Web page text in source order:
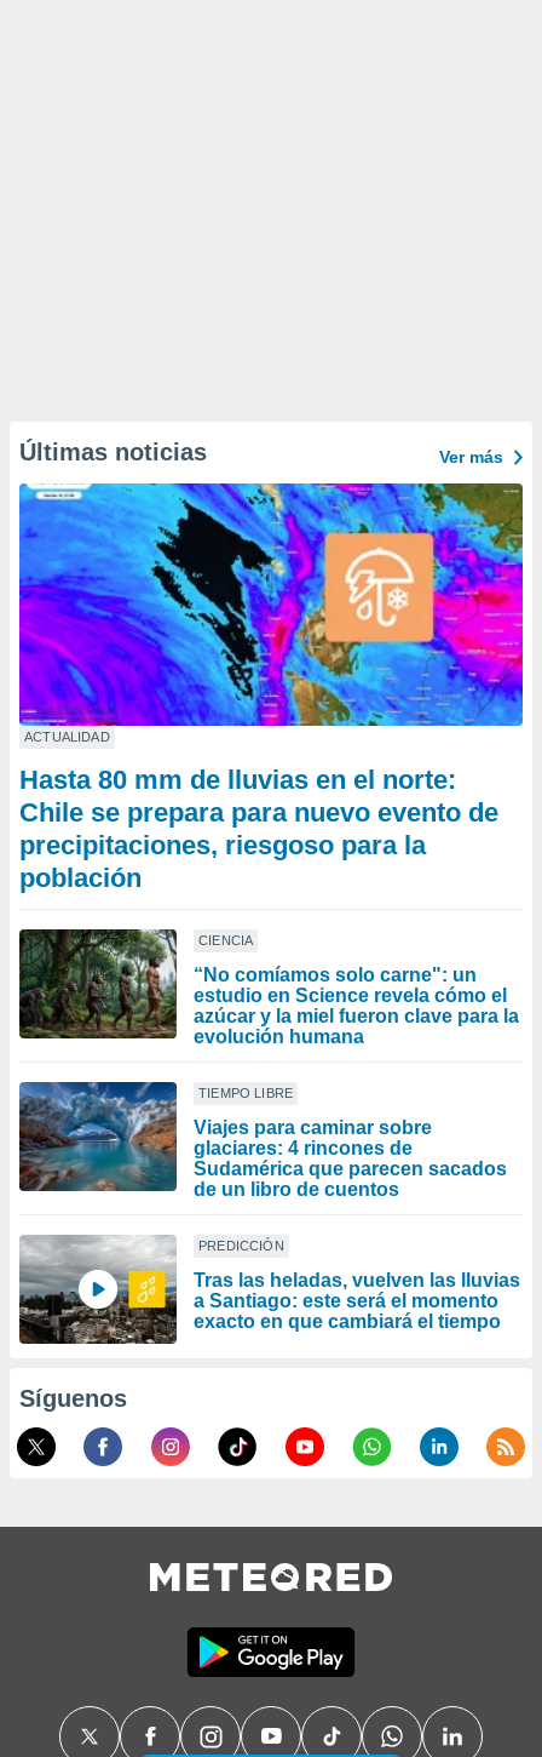
Últimas noticias Ver más
ACTUALIDAD
Hasta 80 mm de lluvias en el norte:
Chile se prepara para nuevo evento de
precipitaciones, riesgoso para la
población
CIENCIA
“No comíamos solo carne": un
estudio en Science revela cómo el
azúcar y la miel fueron clave para la
evolución humana
TIEMPO LIBRE
Viajes para caminar sobre
glaciares: 4 rincones de
Sudamérica que parecen sacados
de un libro de cuentos
PREDICCIÓN
Tras las heladas, vuelven las lluvias
a Santiago: este será el momento
exacto en que cambiará el tiempo
Síguenos